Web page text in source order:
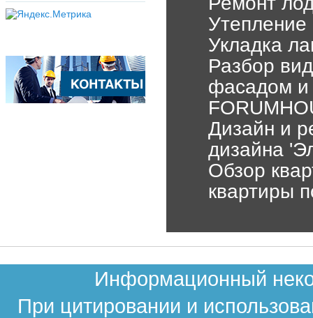
Укладка
Разбор
фасадом и
Дизайн и
дизайна
Обзор
квартиры
Информационный
При цитировании и